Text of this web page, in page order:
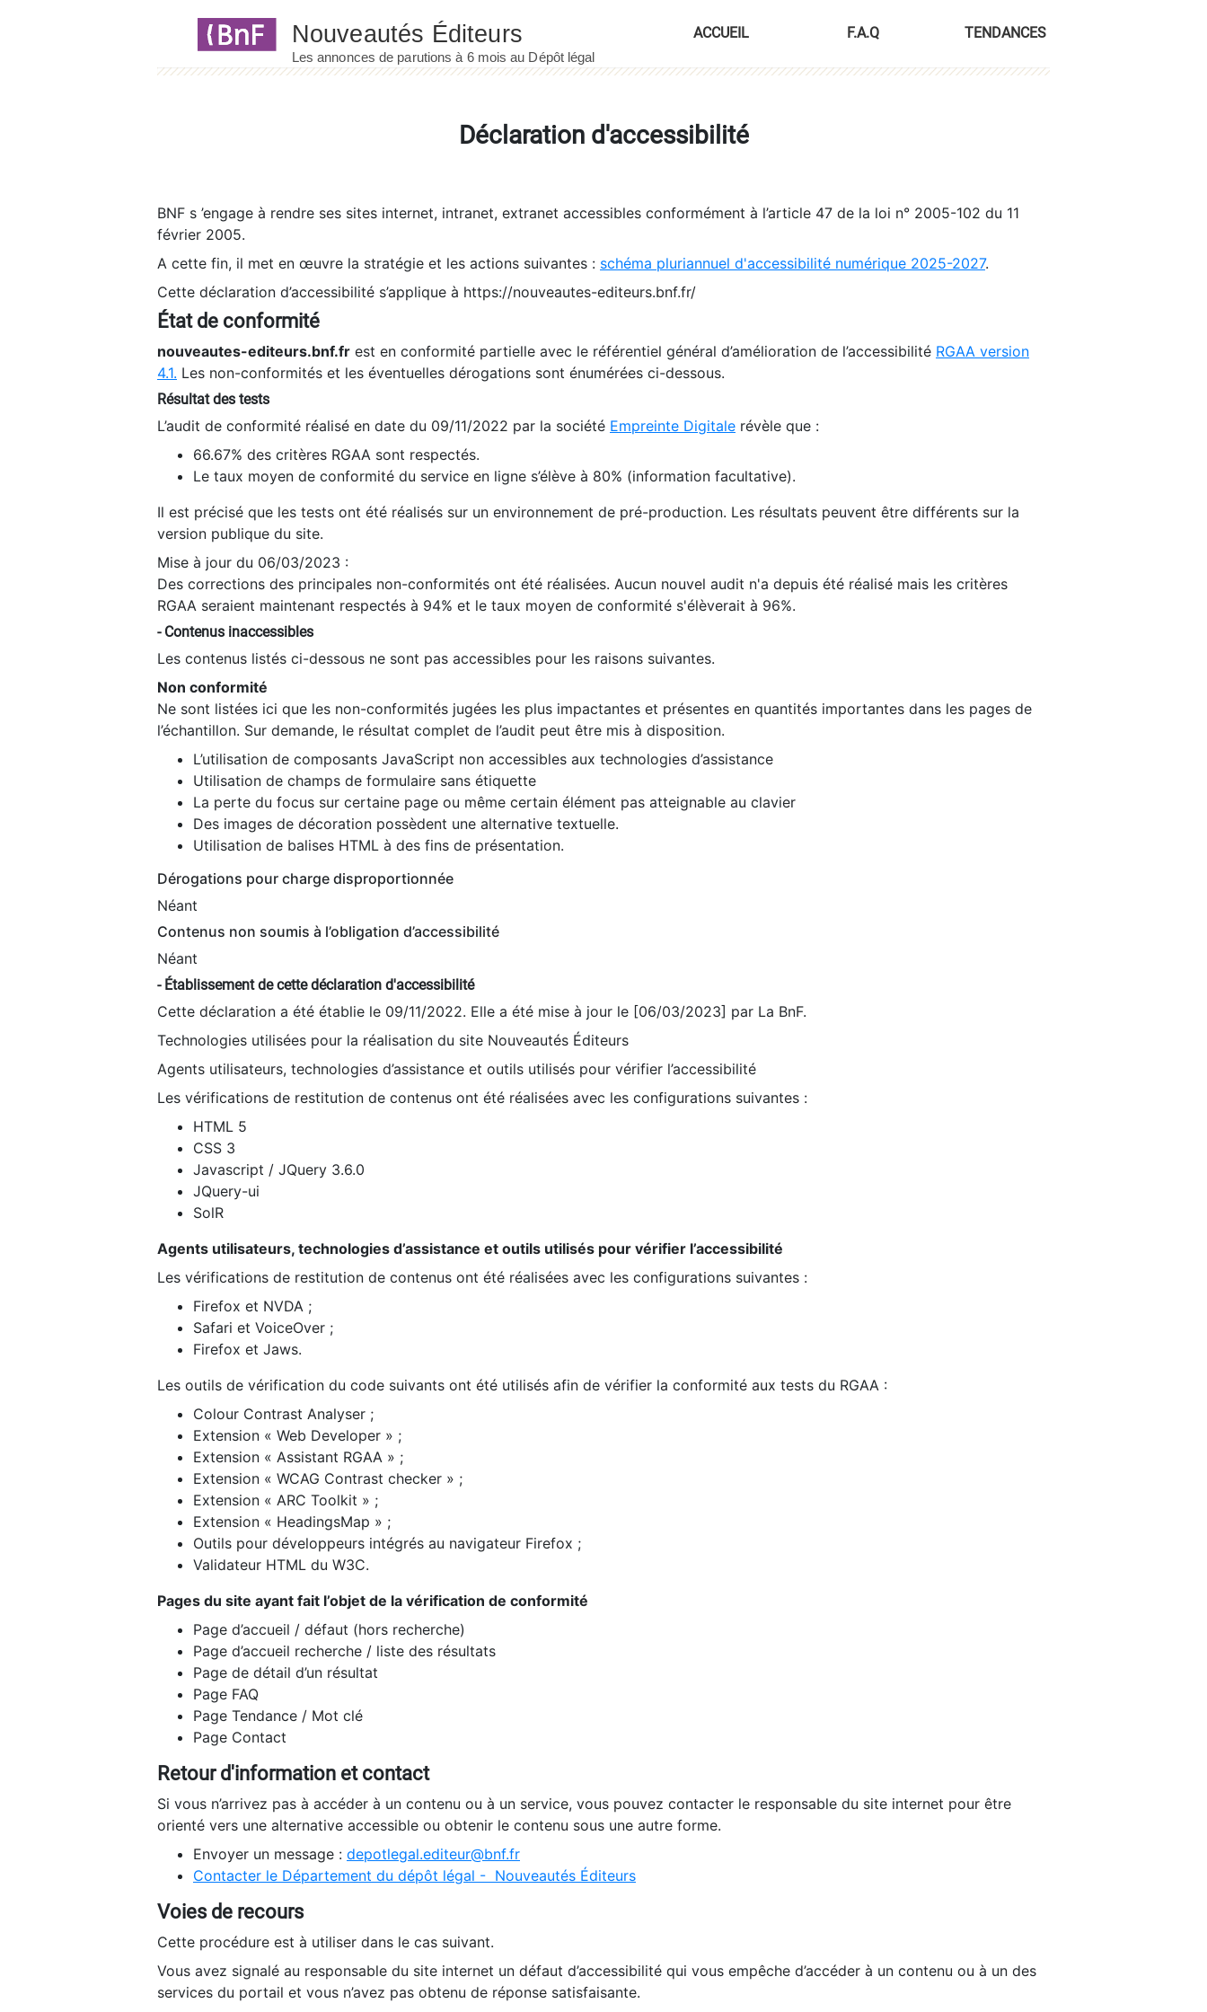
ACCUEIL F.A.Q TENDANCES
Déclaration d'accessibilité
BNF s ’engage à rendre ses sites internet, intranet, extranet accessibles conformément à l’article 47 de la loi n° 2005-102 du 11
février 2005.
A cette fin, il met en œuvre la stratégie et les actions suivantes : schéma pluriannuel d'accessibilité numérique 2025-2027.
Cette déclaration d’accessibilité s’applique à https://nouveautes-editeurs.bnf.fr/
État de conformité
nouveautes-editeurs.bnf.fr est en conformité partielle avec le référentiel général d’amélioration de l’accessibilité RGAA version
4.1. Les non-conformités et les éventuelles dérogations sont énumérées ci-dessous.
Résultat des tests
L’audit de conformité réalisé en date du 09/11/2022 par la société Empreinte Digitale révèle que :
66.67% des critères RGAA sont respectés.
Le taux moyen de conformité du service en ligne s’élève à 80% (information facultative).
Il est précisé que les tests ont été réalisés sur un environnement de pré-production. Les résultats peuvent être différents sur la
version publique du site.
Mise à jour du 06/03/2023 :
Des corrections des principales non-conformités ont été réalisées. Aucun nouvel audit n'a depuis été réalisé mais les critères
RGAA seraient maintenant respectés à 94% et le taux moyen de conformité s'élèverait à 96%.
- Contenus inaccessibles
Les contenus listés ci-dessous ne sont pas accessibles pour les raisons suivantes.
Non conformité
Ne sont listées ici que les non-conformités jugées les plus impactantes et présentes en quantités importantes dans les pages de
l’échantillon. Sur demande, le résultat complet de l’audit peut être mis à disposition.
L’utilisation de composants JavaScript non accessibles aux technologies d’assistance
Utilisation de champs de formulaire sans étiquette
La perte du focus sur certaine page ou même certain élément pas atteignable au clavier
Des images de décoration possèdent une alternative textuelle.
Utilisation de balises HTML à des fins de présentation.
Dérogations pour charge disproportionnée
Néant
Contenus non soumis à l’obligation d’accessibilité
Néant
- Établissement de cette déclaration d'accessibilité
Cette déclaration a été établie le 09/11/2022. Elle a été mise à jour le [06/03/2023] par La BnF.
Technologies utilisées pour la réalisation du site Nouveautés Éditeurs
Agents utilisateurs, technologies d’assistance et outils utilisés pour vérifier l’accessibilité
Les vérifications de restitution de contenus ont été réalisées avec les configurations suivantes :
HTML 5
CSS 3
Javascript / JQuery 3.6.0
JQuery-ui
SolR
Agents utilisateurs, technologies d’assistance et outils utilisés pour vérifier l’accessibilité
Les vérifications de restitution de contenus ont été réalisées avec les configurations suivantes :
Firefox et NVDA ;
Safari et VoiceOver ;
Firefox et Jaws.
Les outils de vérification du code suivants ont été utilisés afin de vérifier la conformité aux tests du RGAA :
Colour Contrast Analyser ;
Extension « Web Developer » ;
Extension « Assistant RGAA » ;
Extension « WCAG Contrast checker » ;
Extension « ARC Toolkit » ;
Extension « HeadingsMap » ;
Outils pour développeurs intégrés au navigateur Firefox ;
Validateur HTML du W3C.
Pages du site ayant fait l’objet de la vérification de conformité
Page d’accueil / défaut (hors recherche)
Page d’accueil recherche / liste des résultats
Page de détail d’un résultat
Page FAQ
Page Tendance / Mot clé
Page Contact
Retour d'information et contact
Si vous n’arrivez pas à accéder à un contenu ou à un service, vous pouvez contacter le responsable du site internet pour être
orienté vers une alternative accessible ou obtenir le contenu sous une autre forme.
Envoyer un message : depotlegal.editeur@bnf.fr
Contacter le Département du dépôt légal - Nouveautés Éditeurs
Voies de recours
Cette procédure est à utiliser dans le cas suivant.
Vous avez signalé au responsable du site internet un défaut d’accessibilité qui vous empêche d’accéder à un contenu ou à un des
services du portail et vous n’avez pas obtenu de réponse satisfaisante.